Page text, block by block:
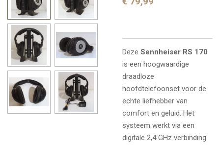
Deze Sennheiser RS 170
is een hoogwaardige
draadloze
hoofdtelefoonset voor de
echte liefhebber van
comfort en geluid. Het
systeem werkt via een
digitale 2,4 GHz verbinding